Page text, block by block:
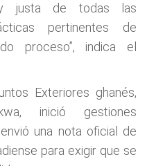
y justa de todas las
pertinentes de
proceso”, indica el
Exteriores ghanés,
inició gestiones
una nota oficial de
para exigir que se